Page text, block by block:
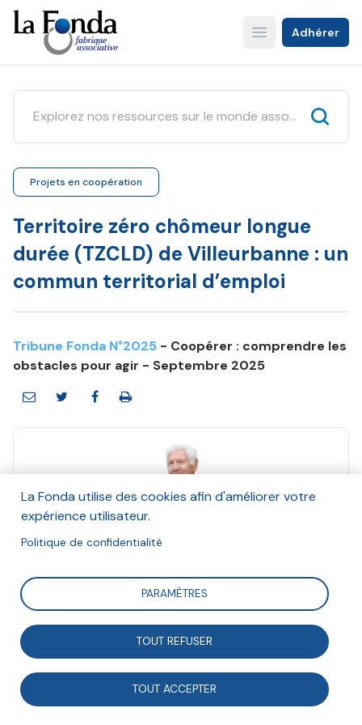
Aller
au
contenu
principal
Open main menu
Adhérer
Projets en coopération
Territoire zéro chômeur longue
durée (TZCLD) de Villeurbanne : un
commun territorial d’emploi
Tribune Fonda N°2025 - Coopérer : comprendre les
obstacles pour agir - Septembre 2025
Henri Jacot
Septembre 2025
Territoires Zéro chômeur longue durée (TZCLD) vise à
offrir un emploi aux personnes volontaires qui en sont
durablement privées sur un territoire qui en prend
l’initiative. Retour sur presque dix ans d’ancrage local,
La Fonda utilise des cookies afin d'améliorer votre
expérience utilisateur.
Politique de confidentialité
PARAMÈTRES
TOUT REFUSER
TOUT ACCEPTER